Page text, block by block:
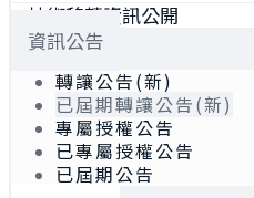
技術移轉資訊公開
資訊公告
轉讓公告(新)
已屆期轉讓公告(新)
專屬授權公告
已專屬授權公告
已屆期公告